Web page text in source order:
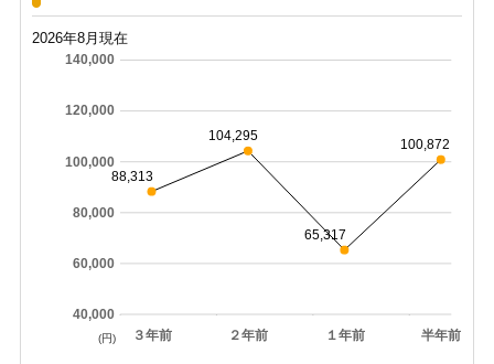
2026年8月現在
３年前 ２年前 １年前 半年前
40,000
60,000
80,000
100,000
120,000
140,000
88,313
104,295
65,317
100,872
(円)